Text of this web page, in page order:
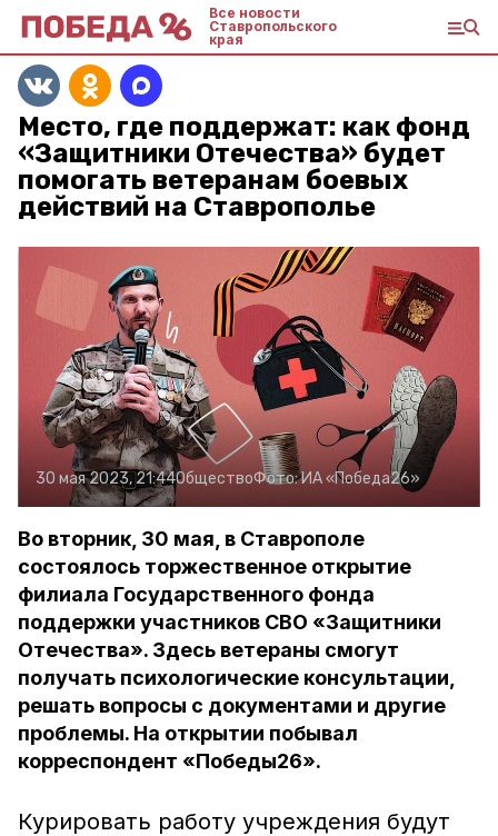
Все новости
Ставропольского
края
Место, где поддержат: как фонд
«Защитники Отечества» будет
помогать ветеранам боевых
действий на Ставрополье
30 мая 2023, 21:44ОбществоФото:ИА «Победа26»
Во вторник, 30 мая, в Ставрополе
состоялось торжественное открытие
филиала Государственного фонда
поддержки участников СВО «Защитники
Отечества». Здесь ветераны смогут
получать психологические консультации,
решать вопросы с документами и другие
проблемы. На открытии побывал
корреспондент «Победы26».
Курировать работу учреждения будут